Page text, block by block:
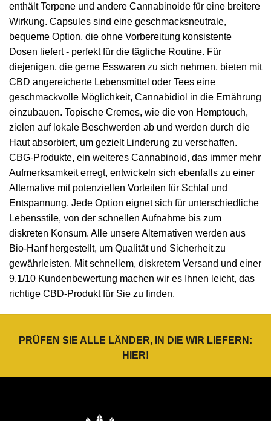
enthält Terpene und andere Cannabinoide für eine breitere
Wirkung. Capsules sind eine geschmacksneutrale,
bequeme Option, die ohne Vorbereitung konsistente
Dosen liefert - perfekt für die tägliche Routine. Für
diejenigen, die gerne Esswaren zu sich nehmen, bieten mit
CBD angereicherte Lebensmittel oder Tees eine
geschmackvolle Möglichkeit, Cannabidiol in die Ernährung
einzubauen. Topische Cremes, wie die von Hemptouch,
zielen auf lokale Beschwerden ab und werden durch die
Haut absorbiert, um gezielt Linderung zu verschaffen.
CBG-Produkte, ein weiteres Cannabinoid, das immer mehr
Aufmerksamkeit erregt, entwickeln sich ebenfalls zu einer
Alternative mit potenziellen Vorteilen für Schlaf und
Entspannung. Jede Option eignet sich für unterschiedliche
Lebensstile, von der schnellen Aufnahme bis zum
diskreten Konsum. Alle unsere Alternativen werden aus
Bio-Hanf hergestellt, um Qualität und Sicherheit zu
gewährleisten. Mit schnellem, diskretem Versand und einer
9.1/10 Kundenbewertung machen wir es Ihnen leicht, das
richtige CBD-Produkt für Sie zu finden.
PRÜFEN SIE ALLE LÄNDER, IN DIE WIR LIEFERN:
HIER!